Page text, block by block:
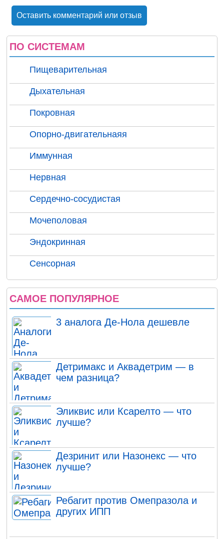
Оставить комментарий или отзыв
ПО СИСТЕМАМ
Пищеварительная
Дыхательная
Покровная
Опорно-двигательнаяя
Иммунная
Нервная
Сердечно-сосудистая
Мочеполовая
Эндокринная
Сенсорная
САМОЕ ПОПУЛЯРНОЕ
3 аналога Де-Нола дешевле
Детримакс и Аквадетрим — в
чем разница?
Эликвис или Ксарелто — что
лучше?
Дезринит или Назонекс — что
лучше?
Ребагит против Омепразола и
других ИПП